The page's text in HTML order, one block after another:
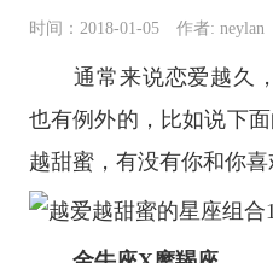
时间：2018-01-05 作者: neylan
通常来说恋爱越久，
也有例外的，比如说下
越甜蜜，有没有你和你